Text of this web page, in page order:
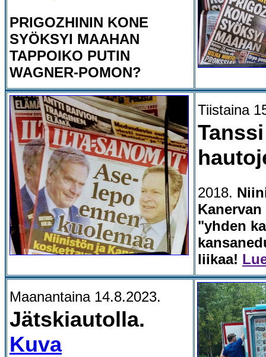
PRIGOZHININ KONE
SYÖKSYI MAAHAN
TAPPOIKO PUTIN
WAGNER-POMON?
Tiistaina
2018.
"yhden
liikaa!
Maanantaina 14.8.2023.
Jätskiautolla.
Kuva